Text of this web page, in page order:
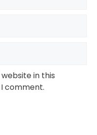
in this
comment.